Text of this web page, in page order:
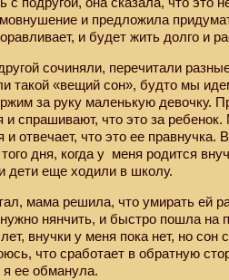
и предложила
и будет жить долго и
сочиняли, перечитали
такой «вещий сон», будто мы
за руку маленькую девочку.
спрашивают, что это за
и отвечает, что это ее правнучка.
дня, когда у меня родится
дети еще ходили в школу.
мама решила, что умирать ей
нянчить, и быстро пошла на
внучки у меня пока нет, но сон
что сработает в обратную
я ее обманула.